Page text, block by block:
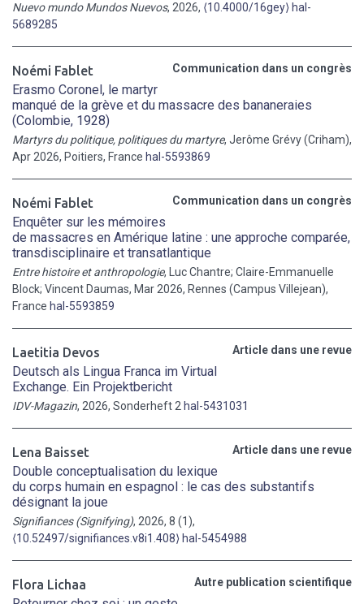
Nuevo mundo Mundos Nuevos, 2026, ⟨10.4000/16gey⟩ hal-
5689285
Communication dans un congrès
Noémi Fablet
Erasmo Coronel, le martyr
manqué de la grève et du massacre des bananeraies
(Colombie, 1928)
Martyrs du politique, politiques du martyre, Jerôme Grévy (Criham),
Apr 2026, Poitiers, France hal-5593869
Communication dans un congrès
Noémi Fablet
Enquêter sur les mémoires
de massacres en Amérique latine : une approche comparée,
transdisciplinaire et transatlantique
Entre histoire et anthropologie, Luc Chantre; Claire-Emmanuelle
Block; Vincent Daumas, Mar 2026, Rennes (Campus Villejean),
France hal-5593859
Article dans une revue
Laetitia Devos
Deutsch als Lingua Franca im Virtual
Exchange. Ein Projektbericht
IDV-Magazin, 2026, Sonderheft 2 hal-5431031
Article dans une revue
Lena Baisset
Double conceptualisation du lexique
du corps humain en espagnol : le cas des substantifs
désignant la joue
Signifiances (Signifying), 2026, 8 (1),
⟨10.52497/signifiances.v8i1.408⟩ hal-5454988
Autre publication scientifique
Flora Lichaa